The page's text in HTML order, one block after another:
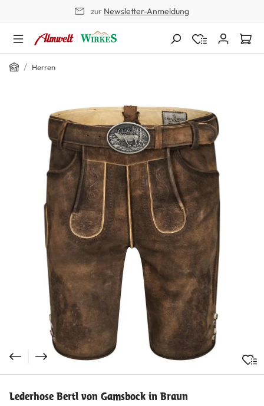
zur Newsletter-Anmeldung
Home
/ Herren
Lederhose Bertl von Gamsbock in Braun